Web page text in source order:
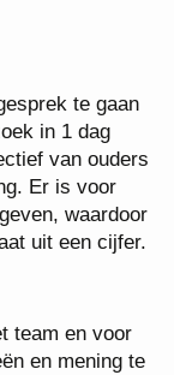
te gaan
in 1 dag
van ouders
Er is voor
waardoor
uit een cijfer.
team en voor
en mening te